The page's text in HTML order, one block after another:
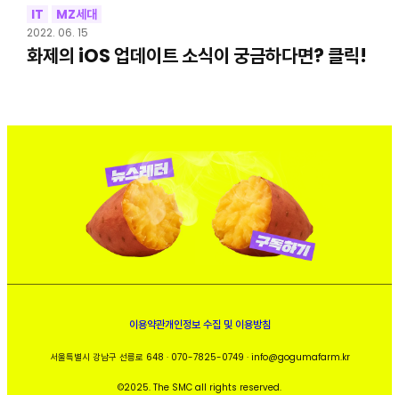
IT MZ세대
2022. 06. 15
화제의 iOS 업데이트 소식이 궁금하다면? 클릭!
이용약관개인정보 수집 및 이용방침
서울특별시 강남구 선릉로 648 · 070-7825-0749 · info@gogumafarm.kr
©2025. The SMC all rights reserved.